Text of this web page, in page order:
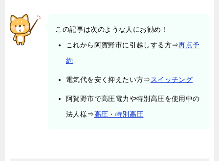
この記事は次のような人にお勧め！
これから阿賀野市に引越しする方⇒再点予
約
電気代を安く抑えたい方⇒ スイッチング
阿賀野市で高圧電力や特別高圧を使用中の
法人様⇒高圧・特別高圧